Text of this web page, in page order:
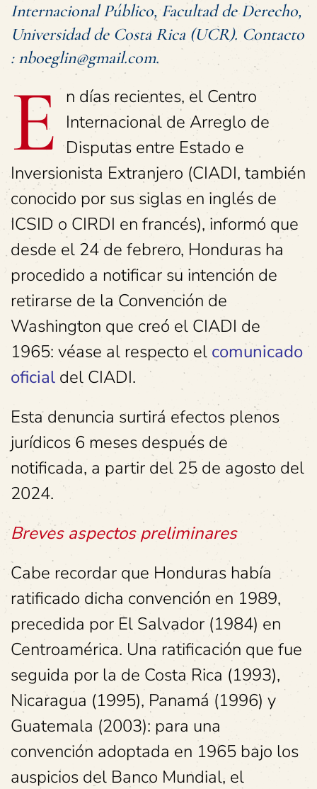
Internacional Público, Facultad de Derecho,
Universidad de Costa Rica (UCR). Contacto
: nboeglin@gmail.com.
E n días recientes, el Centro
Internacional de Arreglo de
Disputas entre Estado e
Inversionista Extranjero (CIADI, también
conocido por sus siglas en inglés de
ICSID o CIRDI en francés), informó que
desde el 24 de febrero, Honduras ha
procedido a notificar su intención de
retirarse de la Convención de
Washington que creó el CIADI de
1965: véase al respecto el comunicado
oficial del CIADI.
Esta denuncia surtirá efectos plenos
jurídicos 6 meses después de
notificada, a partir del 25 de agosto del
2024.
Breves aspectos preliminares
Cabe recordar que Honduras había
ratificado dicha convención en 1989,
precedida por El Salvador (1984) en
Centroamérica. Una ratificación que fue
seguida por la de Costa Rica (1993),
Nicaragua (1995), Panamá (1996) y
Guatemala (2003): para una
convención adoptada en 1965 bajo los
auspicios del Banco Mundial, el